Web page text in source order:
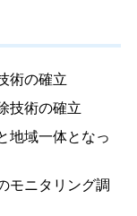
術の確立
技術の確立
地域一体となっ
モニタリング調